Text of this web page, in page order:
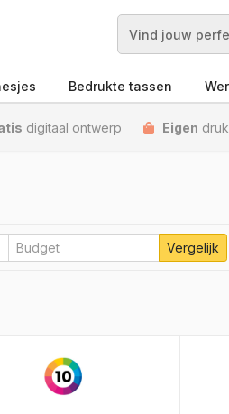
Zoek
Bedrukte tassen
digitaal ontwerp Eigen
Vergelijk